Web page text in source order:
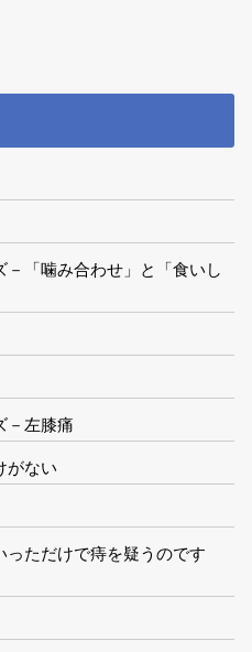
「噛み合わせ」と「食いし
－左膝痛
がない
っただけで痔を疑うのです